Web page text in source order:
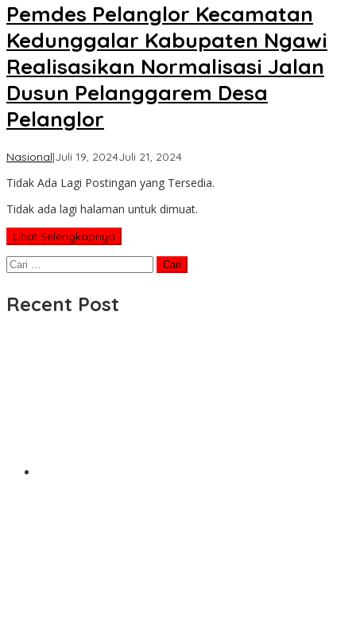
Pemdes Pelanglor Kecamatan
Kedunggalar Kabupaten Ngawi
Realisasikan Normalisasi Jalan
Dusun Pelanggarem Desa
Pelanglor
Nasional|Juli 19, 2024Juli 21, 2024oleh
KPK
Tidak Ada Lagi Postingan yang Tersedia.
Tidak ada lagi halaman untuk dimuat.
Lihat Selengkapnya
Cari
untuk:
Recent Post